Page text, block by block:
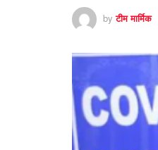
by टीम मार्मिक